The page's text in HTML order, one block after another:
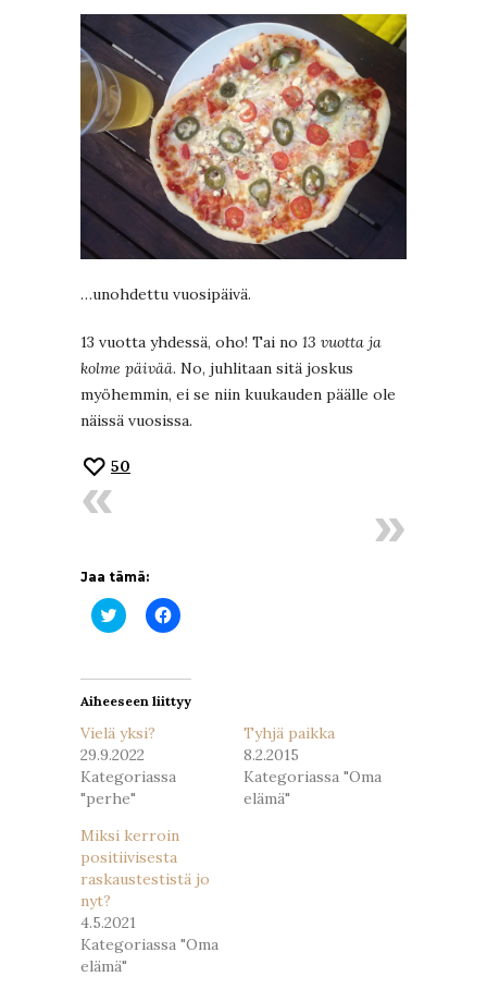
…unohdettu vuosipäivä.
13 vuotta yhdessä, oho! Tai no 13 vuotta ja
kolme päivää. No, juhlitaan sitä joskus
myöhemmin, ei se niin kuukauden päälle ole
näissä vuosissa.
50
Jaa tämä:
Jaa
Twitterissä(Avautuu
Jaa
Facebookissa(Avautuu
Aiheeseen liittyy
Vielä yksi?
29.9.2022
Kategoriassa
"perhe"
Tyhjä paikka
8.2.2015
Kategoriassa "Oma
elämä"
Miksi kerroin
positiivisesta
raskaustestistä jo
nyt?
4.5.2021
Kategoriassa "Oma
elämä"